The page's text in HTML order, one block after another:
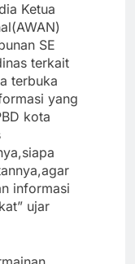
Ketua
SE
terkait
terbuka
yang
kota
informasi
ujar